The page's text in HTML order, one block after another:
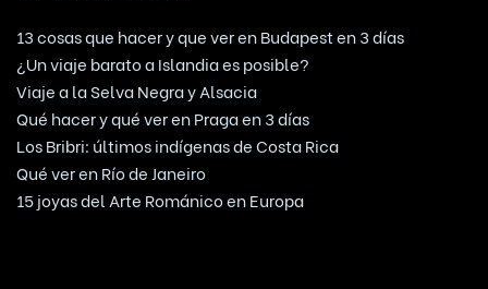
13 cosas que hacer y que ver en Budapest en 3 días
¿Un viaje barato a Islandia es posible?
Viaje a la Selva Negra y Alsacia
Qué hacer y qué ver en Praga en 3 días
Los Bribri: últimos indígenas de Costa Rica
Qué ver en Río de Janeiro
15 joyas del Arte Románico en Europa